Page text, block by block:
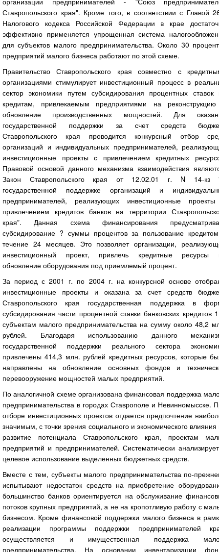
Ставропольского края". Кроме того, в соответствии с Главой
Налогового кодекса Российской Федерации в крае
эффективно применяется упрощенная система
для субъектов малого предпринимательства. Около 30
предприятий малого бизнеса работают по этой схеме.
Правительство Ставропольского края совместно с
организациями стимулирует инвестиционный процесс в
сектор экономики путем субсидирования процентных ставок
кредитам, привлекаемым предприятиями на
обновление производственных мощностей. Для
государственной поддержки за счет средств
Ставропольского края проводится конкурсный отбор
организаций и индивидуальных предпринимателей,
инвестиционные проекты с привлечением кредитных
Правовой основой данного механизма взаимодействия
Закон Ставропольского края от 12.02.01 г. N 14-кз
государственной поддержке организаций и
предпринимателей, реализующих инвестиционные
привлечением кредитов банков на территории
края". Данная схема финансирования
субсидирование ? суммы процентов за пользование
течение 24 месяцев. Это позволяет организации,
инвестиционный проект, привлечь кредитные ресурсы
обновление оборудования под приемлемый процент.
За период с 2001 г. по 2004 г. на конкурсной основе
инвестиционные проекты и оказана за счет средств
Ставропольского края государственная поддержка в
субсидирования части процентной ставки банковских кредитов
субъектам малого предпринимательства на сумму около 48,2
рублей. Благодаря использованию данного
государственной поддержки реального сектора
привлечены 414,3 млн. рублей кредитных ресурсов, которые
направлены на обновление основных фондов и
перевооружение мощностей малых предприятий.
По аналогичной схеме организована финансовая поддержка
предпринимательства в городах Ставрополе и Невинномысске.
отборе инвестиционных проектов отдается предпочтение
значимым, с точки зрения социального и экономического влияния
развитие потенциала Ставропольского края, проектам
предприятий и предпринимателей. Систематически
целевое использование выделенных бюджетных средств.
Вместе с тем, субъекты малого предпринимательства по-
испытывают недостаток средств на приобретение
большинство банков ориентируется на обслуживание
потоков крупных предприятий, а не на кропотливую работу с
бизнесом. Кроме финансовой поддержки малого бизнеса в
реализации программы поддержки предпринимателей
осуществляется и имущественная поддержка
предпринимательства. На основании инвентаризации